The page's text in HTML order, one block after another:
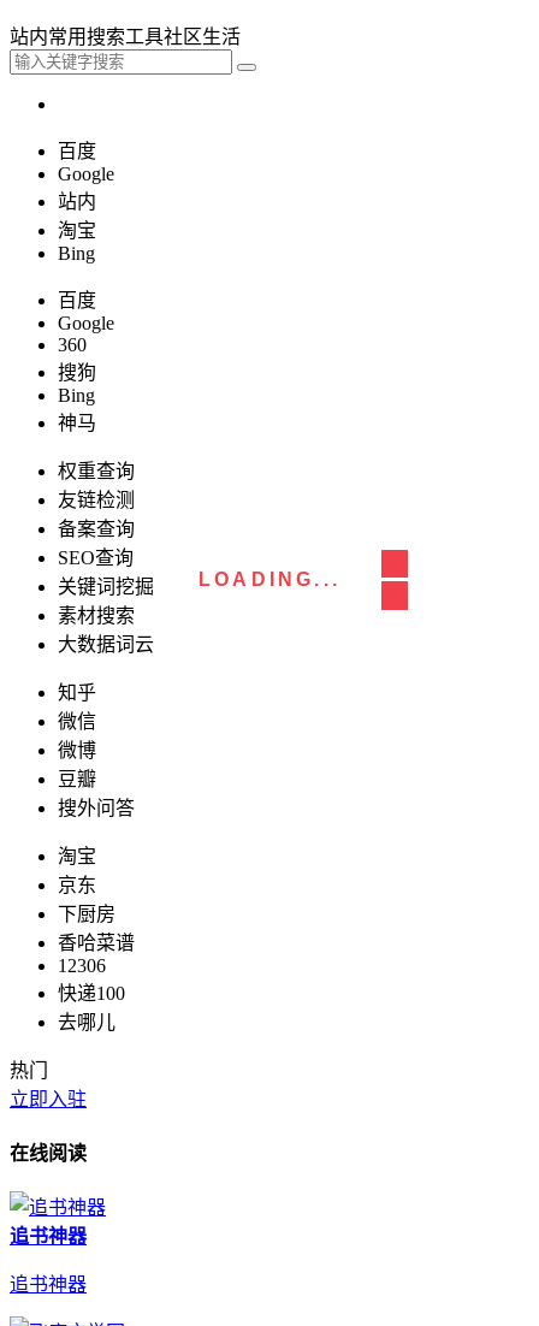
LOADING...
站内常用搜索工具社区生活
百度
Google
站内
淘宝
Bing
百度
Google
360
搜狗
Bing
神马
权重查询
友链检测
备案查询
SEO查询
关键词挖掘
素材搜索
大数据词云
知乎
微信
微博
豆瓣
搜外问答
淘宝
京东
下厨房
香哈菜谱
12306
快递100
去哪儿
热门
立即入驻
在线阅读
追书神器
追书神器